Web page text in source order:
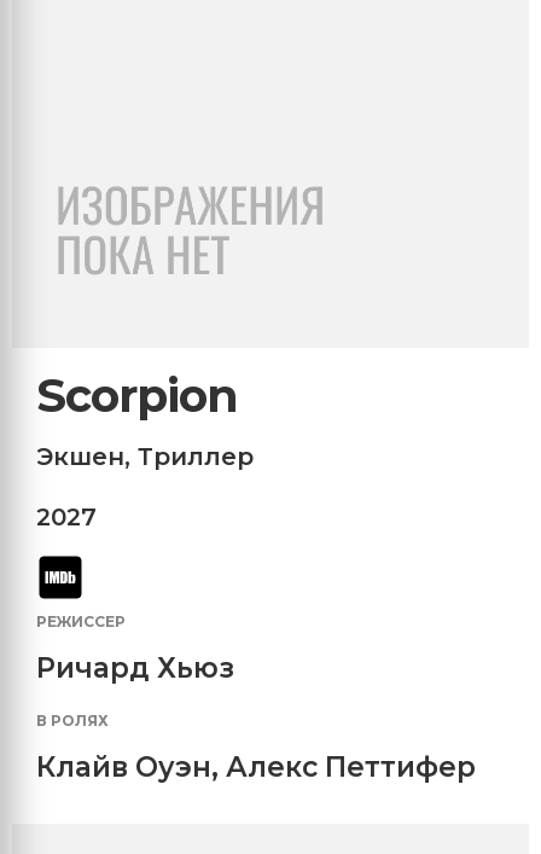
Scorpion
Экшен, Триллер
2027
РЕЖИССЕР
Ричард Хьюз
В РОЛЯХ
Клайв Оуэн, Алекс Петтифер